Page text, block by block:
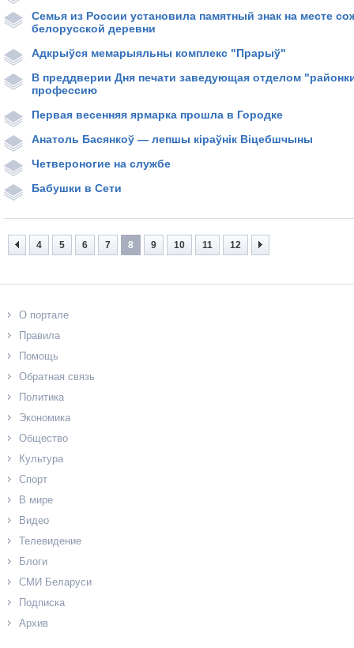
Семья из России установила памятный знак на месте
белорусской деревни
Адкрыўся мемарыяльны комплекс "Прарыў"
В преддверии Дня печати заведующая отделом
профессию
Первая весенняя ярмарка прошла в Городке
Анатоль Басянкоў — лепшы кіраўнік Віцебшчыны
Четвероногие на службе
Бабушки в Сети
4 5 6 7 8 9 10 11 12
О портале
Правила
Помощь
Обратная связь
Политика
Экономика
Общество
Культура
Спорт
В мире
Видео
Телевидение
Блоги
СМИ Беларуси
Подписка
Архив